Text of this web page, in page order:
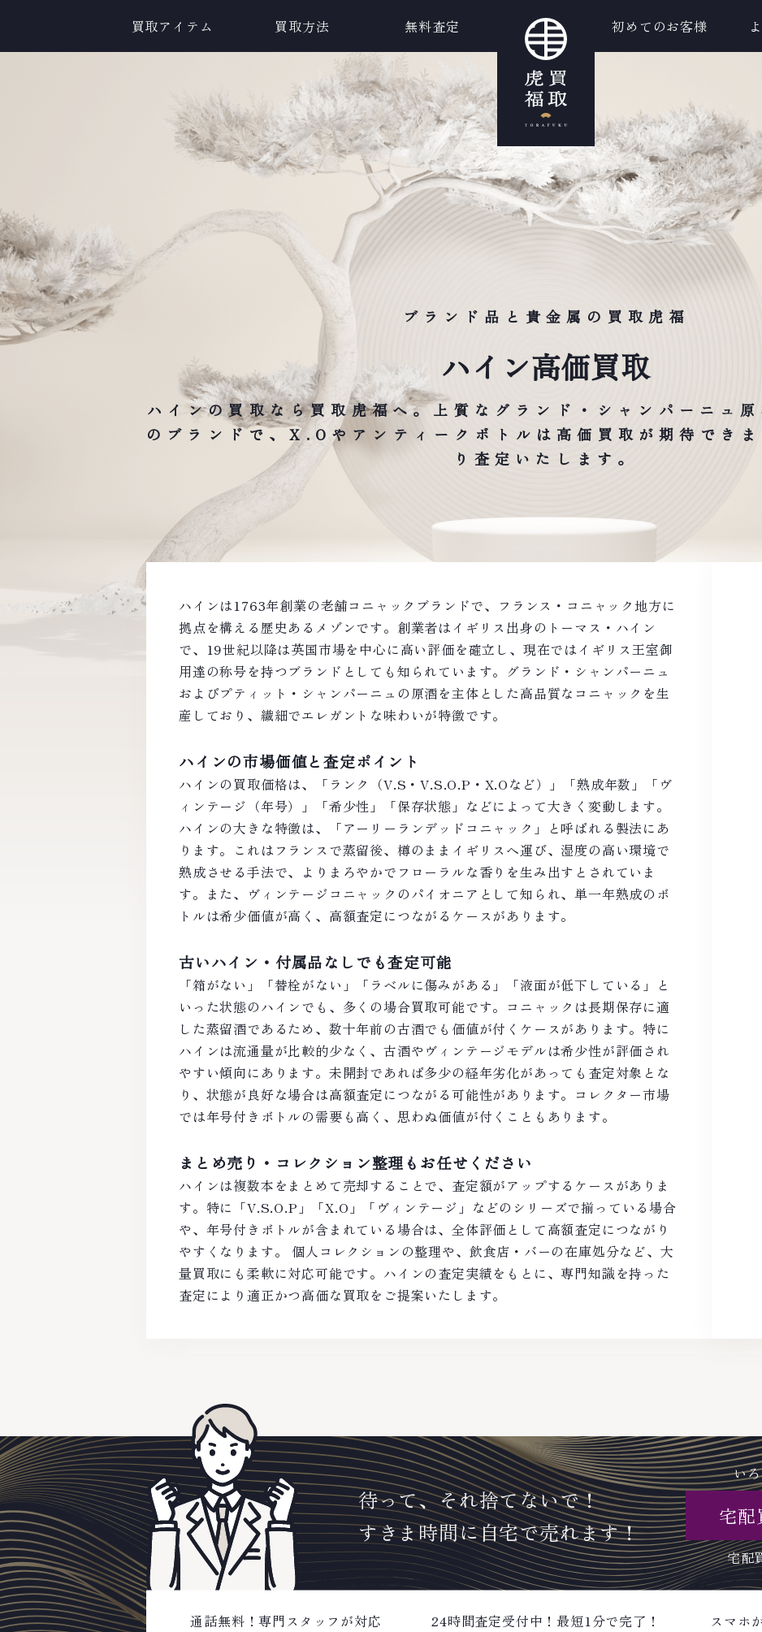
買取アイテム 買取方法 無料査定 初めてのお客様
ブランド品と貴金属の買取虎福
ハイン高価買取
ハインの買取なら買取虎福へ。上質なグランド・シャンパーニュ
のブランドで、X.Oやアンティークボトルは高価買取が期待でき
り査定いたします。
ハインは1763年創業の老舗コニャックブランドで、フランス・コニャック地方に
拠点を構える歴史あるメゾンです。創業者はイギリス出身のトーマス・ハイン
で、19世紀以降は英国市場を中心に高い評価を確立し、現在ではイギリス王室御
用達の称号を持つブランドとしても知られています。グランド・シャンパーニュ
およびプティット・シャンパーニュの原酒を主体とした高品質なコニャックを生
産しており、繊細でエレガントな味わいが特徴です。
ハインの市場価値と査定ポイント
ハインの買取価格は、「ランク（V.S・V.S.O.P・X.Oなど）」「熟成年数」「ヴ
ィンテージ（年号）」「希少性」「保存状態」などによって大きく変動します。
ハインの大きな特徴は、「アーリーランデッドコニャック」と呼ばれる製法にあ
ります。これはフランスで蒸留後、樽のままイギリスへ運び、湿度の高い環境で
熟成させる手法で、よりまろやかでフローラルな香りを生み出すとされていま
す。また、ヴィンテージコニャックのパイオニアとして知られ、単一年熟成のボ
トルは希少価値が高く、高額査定につながるケースがあります。
古いハイン・付属品なしでも査定可能
「箱がない」「替栓がない」「ラベルに傷みがある」「液面が低下している」と
いった状態のハインでも、多くの場合買取可能です。コニャックは長期保存に適
した蒸留酒であるため、数十年前の古酒でも価値が付くケースがあります。特に
ハインは流通量が比較的少なく、古酒やヴィンテージモデルは希少性が評価され
やすい傾向にあります。未開封であれば多少の経年劣化があっても査定対象とな
り、状態が良好な場合は高額査定につながる可能性があります。コレクター市場
では年号付きボトルの需要も高く、思わぬ価値が付くこともあります。
まとめ売り・コレクション整理もお任せください
ハインは複数本をまとめて売却することで、査定額がアップするケースがありま
す。特に「V.S.O.P」「X.O」「ヴィンテージ」などのシリーズで揃っている場合
や、年号付きボトルが含まれている場合は、全体評価として高額査定につながり
やすくなります。 個人コレクションの整理や、飲食店・バーの在庫処分など、大
量買取にも柔軟に対応可能です。ハインの査定実績をもとに、専門知識を持った
査定により適正かつ高価な買取をご提案いたします。
待って、それ捨てないで！
すきま時間に自宅で売れます！
い
宅配
宅配
通話無料！専門スタッフが対応 24時間査定受付中！最短1分で完了！ スマホ